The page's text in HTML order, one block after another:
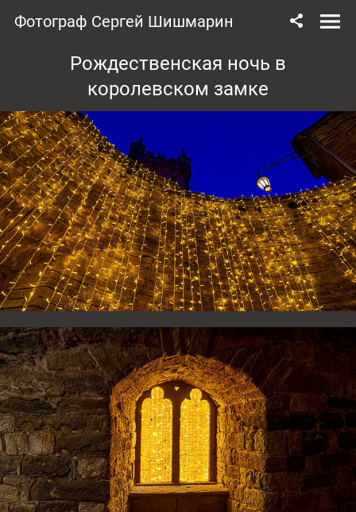
Фотограф Сергей Шишмарин
Рождественская ночь в
королевском замке